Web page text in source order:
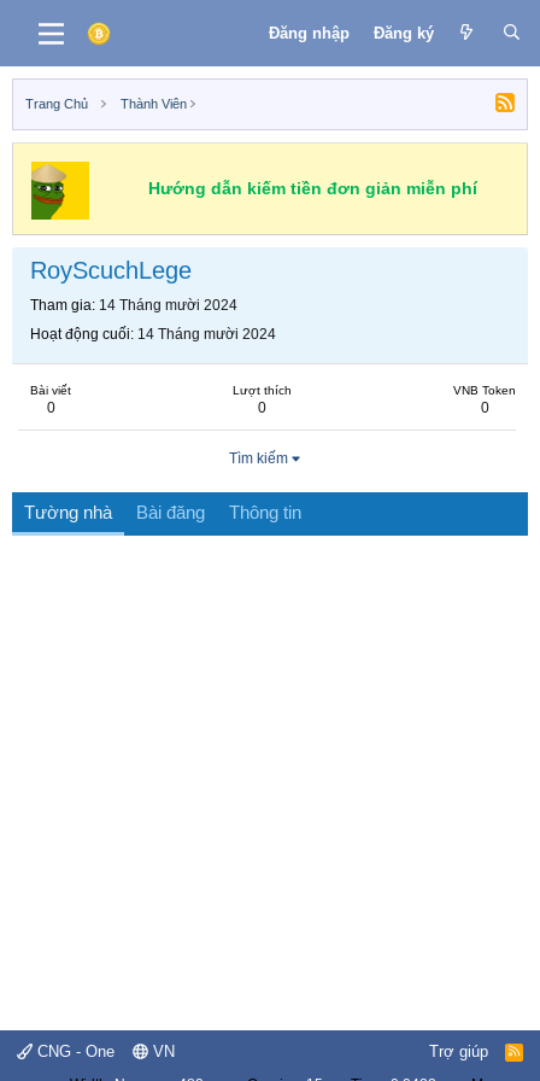
Đăng nhập Đăng ký
Trang Chủ Thành Viên
Hướng dẫn kiếm tiền đơn giản miễn phí
RoyScuchLege
Tham gia 14 Tháng mười 2024
Hoạt động cuối 14 Tháng mười 2024
Bài viết
0
Lượt thích
0
VNB Token
0
Tìm kiếm
Tường nhà Bài đăng Thông tin
CNG - One VN Trợ giúp
R